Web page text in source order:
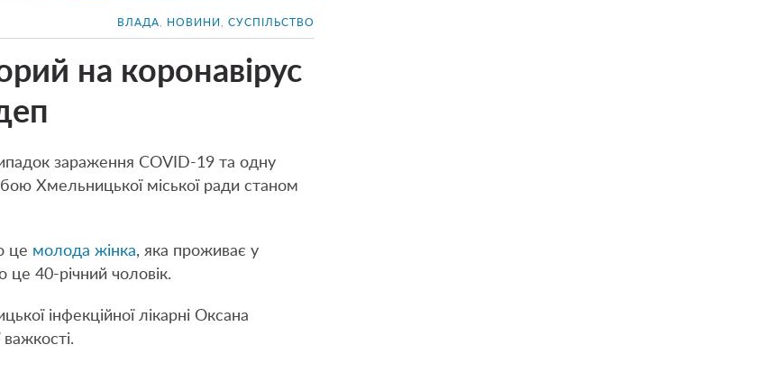
ВЛАДА НОВИНИ СУСПІЛЬСТВО
на коронавірус
зараження COVID-19 та одну
Хмельницької міської ради станом
це молода жінка, яка проживає у
40-річний чоловік.
інфекційної лікарні Оксана